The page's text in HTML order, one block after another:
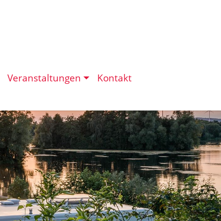
Veranstaltungen
Kontakt
in